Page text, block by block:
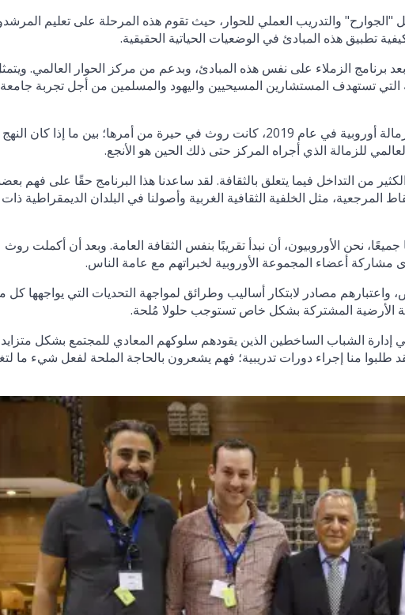
"الجوارح" والتدريب العملي للحوار، حيث تقوم هذه المرحلة على تعليم
تطبيق هذه المبادئ في الوضعيات الحياتية الحقيقية.
برنامج الزملاء على نفس هذه المبادئ، وبدعم من مركز الحوار العالمي.
تستهدف المستشارين المسيحيين واليهود والمسلمين من أجل تجربة
عندما قدم مركز الحوار العالمي أول مجموعة زمالة أوروبية في عام 2019، كانت روث في حيرة من أمرها؛ بين ما إذا كان النهج
للزمالة الذي أجراه المركز حتى ذلك الحين هو الأنجع.
من التداخل فيما يتعلق بالثقافة. لقد ساعدنا هذا البرنامج حقًا على فهم
المرجعية، مثل الخلفية الثقافية الغربية وأصولنا في البلدان الديمقراطية ذات
نحن الأوروبيون، أن نبدأ تقريبًا بنفس الثقافة العامة. وبعد أن أكملت روث
مشاركة أعضاء المجموعة الأوروبية لخبراتهم مع عامة الناس.
مصادر لابتكار أساليب وطرائق لمواجهة التحديات التي يواجهها كل
الأرضية المشتركة بشكل خاص تستوجب حلولا مُلحة.
إدارة الشباب الساخطين الذين يقودهم سلوكهم المعادي للمجتمع بشكل
منا إجراء دورات تدريبية؛ فهم يشعرون بالحاجة الملحة لفعل شيء ما